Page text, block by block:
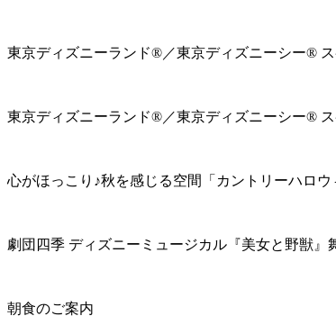
東京ディズニーランド®／東京ディズニーシー®
東京ディズニーランド®／東京ディズニーシー®
心がほっこり♪秋を感じる空間「カントリーハロウ
劇団四季 ディズニーミュージカル『美女と野獣』
朝食のご案内